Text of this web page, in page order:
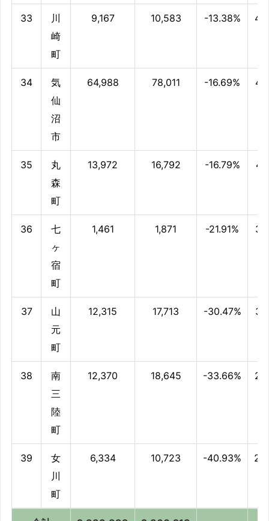
合計 2,333,899 2,360,218
33
川
崎
町
9,167 10,583 -13.38%
34
気
仙
沼
市
64,988 78,011 -16.69%
35
丸
森
町
13,972 16,792 -16.79%
36
七
ヶ
宿
町
1,461 1,871 -21.91%
37
山
元
町
12,315 17,713 -30.47%
38
南
三
陸
町
12,370 18,645 -33.66%
39
女
川
町
6,334 10,723 -40.93%